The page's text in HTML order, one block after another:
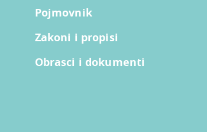
Pojmovnik
Zakoni i propisi
Obrasci i dokumenti